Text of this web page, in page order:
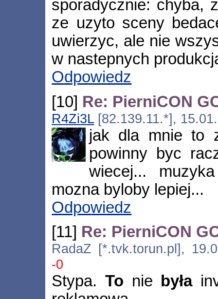
sporadycznie: chyba,
ze uzyto sceny
uwierzyc, ale nie
w nastepnych
Odpowiedz
[10] Re: PierniCON
R4Zi3L[82.139.11.*],
jak dla mnie to
powinny byc
wiecej...
mozna byloby lepiej...
Odpowiedz
[11] Re: PierniCON
RadaZ [*.tvk.torun.pl],
-0
Stypa. To nie była